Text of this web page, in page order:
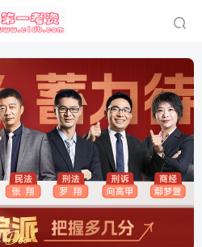
重要通知：因网站调整，现已经关闭手机号登录，请手机注册用户及时添加客服微信（微信号：dykz180），客服会协助将登陆方式更改为邮箱登录！